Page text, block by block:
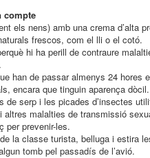
compte
els nens) amb una crema d’alta
frescos, com el lli o el cotó.
hi ha perill de contraure
han de passar almenys 24 hores
encara que tinguin aparença dòcil.
de serp i les picades d’insectes
malalties de transmissió
per prevenir-les.
la classe turista, belluga i estira
tomb pel passadís de l’avió.